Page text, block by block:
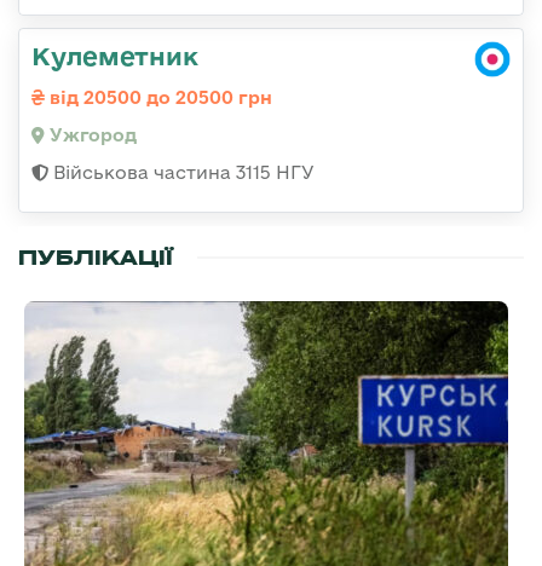
Кулеметник
від 20500 до 20500 грн
Ужгород
Військова частина 3115 НГУ
ПУБЛІКАЦІЇ